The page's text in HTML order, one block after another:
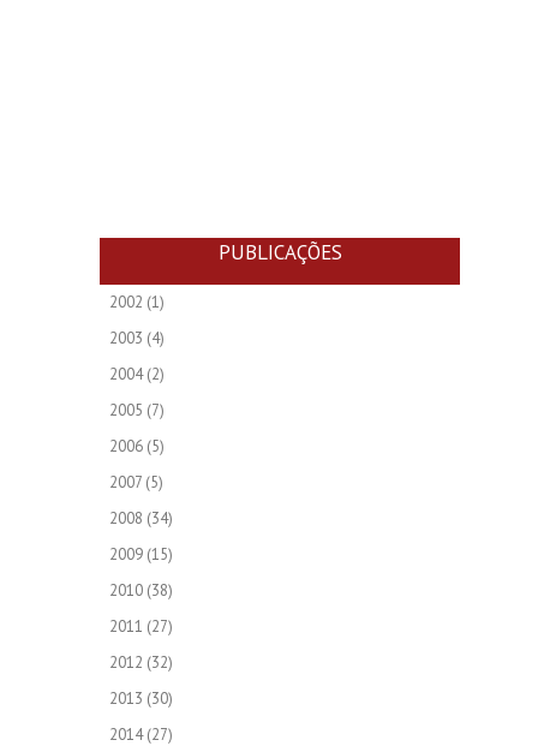
PUBLICAÇÕES
2002 (1)
2003 (4)
2004(2)
2005 (7)
2006 (5)
2007 (5)
2008 (34)
2009 (15)
2010 (38)
2011 (27)
2012 (32)
2013 (30)
2014(27)